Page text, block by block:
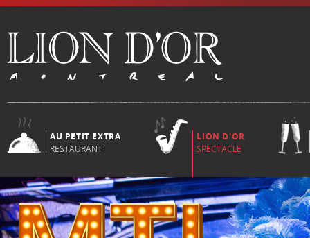
AU PETIT EXTRA
RESTAURANT
LION D'OR
SPECTACLE